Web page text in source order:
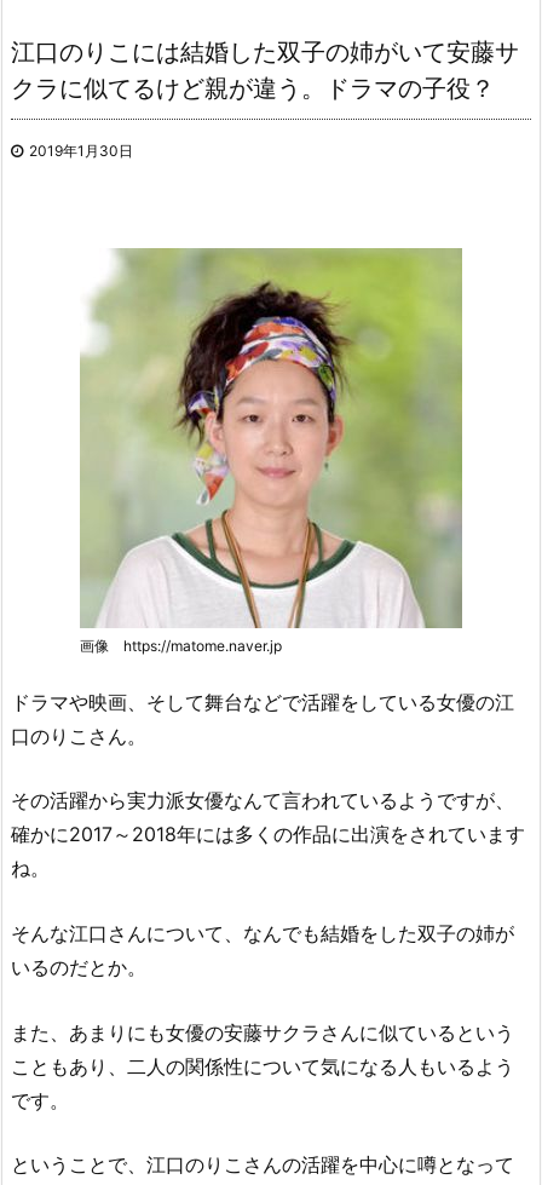
江口のりこには結婚した双子の姉がいて安藤サ
クラに似てるけど親が違う。ドラマの子役？
2019年1月30日
画像 https://matome.naver.jp
ドラマや映画、そして舞台などで活躍をしている女優の江
口のりこさん。
その活躍から実力派女優なんて言われているようですが、
確かに2017～2018年には多くの作品に出演をされています
ね。
そんな江口さんについて、なんでも結婚をした双子の姉が
いるのだとか。
また、あまりにも女優の安藤サクラさんに似ているという
こともあり、二人の関係性について気になる人もいるよう
です。
ということで、江口のりこさんの活躍を中心に噂となって